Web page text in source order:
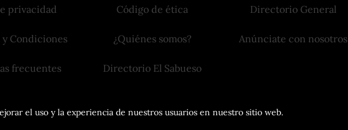
el uso y la experiencia de nuestros usuarios en nuestro sitio web.
privacidad
Condiciones
frecuentes
Código de ética
¿Quiénes somos?
Directorio El Sabueso
Directorio General
Anúnciate con nosotros